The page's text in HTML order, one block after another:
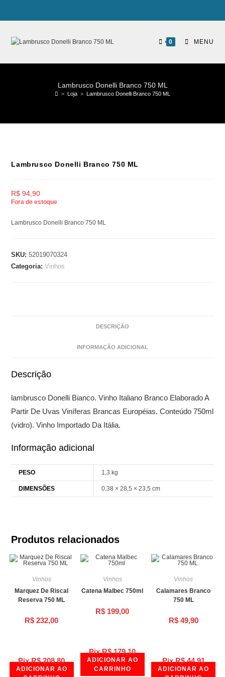
0 MENU
Lambrusco Donelli Branco 750 ML
> Loja > Lambrusco Donelli Branco 750 ML
Lambrusco Donelli Branco 750 ML
R$ 94,90
Fora de estoque
Lambrusco Donelli Branco 750 ML
SKU:52019070324
Categoria:Vinhos
DESCRIÇÃO
INFORMAÇÃO ADICIONAL
Descrição
lambrusco Donelli Bianco. Vinho Italiano Branco Elaborado A
Partir De Uvas Viníferas Brancas Européias. Conteúdo 750ml
(vidro). Vinho Importado Da Itália.
Informação adicional
PESO 1,3 kg
DIMENSÕES 0,38 × 28,5 × 23,5 cm
Produtos relacionados
Pix R$208,80
Vinhos
Marquez De Riscal
Reserva 750 ML
R$ 232,00
ADICIONAR AO
Pix R$179,10
Vinhos
Catena Malbec 750ml
R$ 199,00
ADICIONAR AO
CARRINHO
Pix R$44,91
Vinhos
Calamares Branco
750 ML
R$49,90
ADICIONAR AO